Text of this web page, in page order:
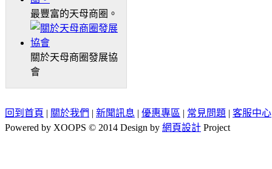
最豐富的天母商圈。
關於天母商圈發展協
會
回到首頁 | 關於我們 | 新聞訊息 | 優惠專區 | 常見問題 | 客服中心
Powered by XOOPS © 2014 Design by 網頁設計 Project